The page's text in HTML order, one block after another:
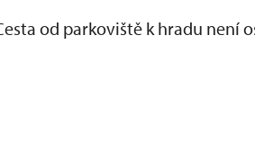
od parkoviště k hradu není